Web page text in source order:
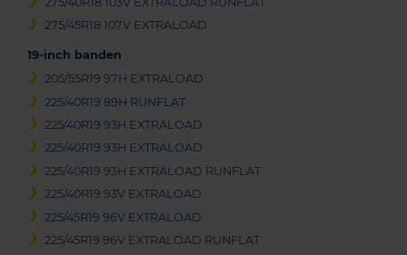
275/45R18 107V EXTRALOAD
19-inch banden
205/55R19 97H EXTRALOAD
225/40R19 89H RUNFLAT
225/40R19 93H EXTRALOAD
225/40R19 93H EXTRALOAD
225/40R19 93H EXTRALOAD RUNFLAT
225/40R19 93V EXTRALOAD
225/45R19 96V EXTRALOAD
225/45R19 96V EXTRALOAD RUNFLAT